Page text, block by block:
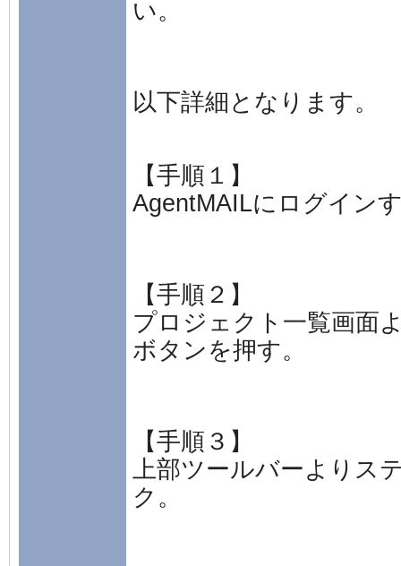
い。
以下詳細となります。
【手順１】
AgentMAILにログイン
【手順２】
プロジェクト一覧画面
ボタンを押す。
【手順３】
上部ツールバーよりス
ク。